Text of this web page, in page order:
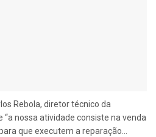
Rebola, diretor técnico da
“a nossa atividade consiste na venda
que executem a reparação...